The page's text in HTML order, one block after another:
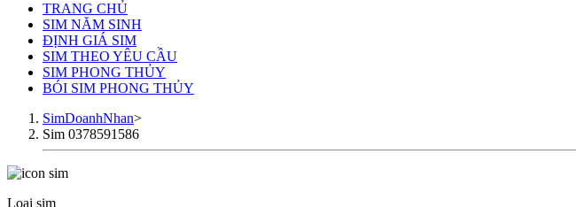
TRANG CHỦ
SIM NĂM SINH
ĐỊNH GIÁ SIM
SIM THEO YÊU CẦU
SIM PHONG THỦY
BÓI SIM PHONG THỦY
SimDoanhNhan>
Sim 0378591586
Loại sim